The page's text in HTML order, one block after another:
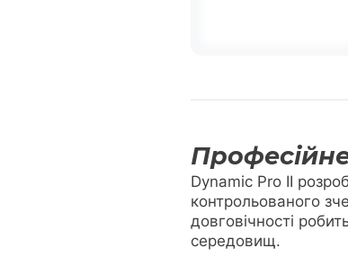
Dynamic Pro II
контрольованого
довговічності
середовищ.